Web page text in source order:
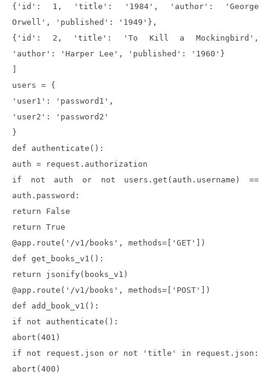
{'id': 1, 'title': '1984', 'author': 'George
Orwell', 'published': '1949'},
{'id': 2, 'title': 'To Kill a Mockingbird',
'author': 'Harper Lee', 'published': '1960'}
users = {
'user1': 'password1',
'user2': 'password2'
}
def authenticate():
auth = request.authorization
if not auth or not users.get(auth.username) ==
auth.password:
return False
return True
@app.route('/v1/books', methods=['GET'])
def get_books_v1():
return jsonify(books_v1)
@app.route('/v1/books', methods=['POST'])
def add_book_v1():
if not authenticate():
abort(401)
if not request.json or not 'title' in request.json:
abort(400)